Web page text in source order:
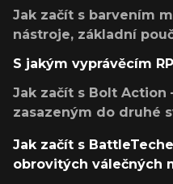
Jak začít s barvením
nástroje, základní
S jakým vyprávěcím
Jak začít s Bolt Action
zasazeným do druhé
Jak začít s
obrovitých válečných